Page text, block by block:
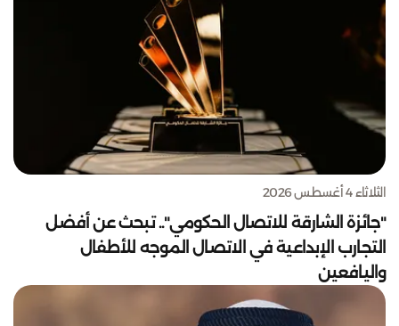
الثلاثاء 4 أغسطس 2026
"جائزة الشارقة للاتصال الحكومي".. تبحث عن أفضل
التجارب الإبداعية في الاتصال الموجه للأطفال
واليافعين